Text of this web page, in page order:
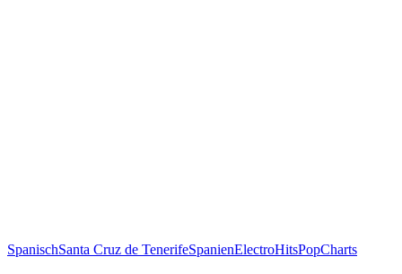
SpanischSanta Cruz de TenerifeSpanienElectroHitsPopCharts